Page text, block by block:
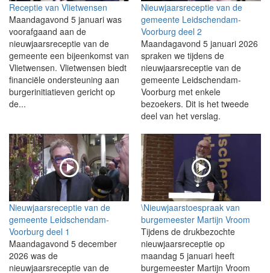
Receptie van Vlietwensen
Maandagavond 5 januari was
voorafgaand aan de
nieuwjaarsreceptie van de
gemeente een bijeenkomst van
Vlietwensen. Vlietwensen biedt
financiële ondersteuning aan
burgerinitiatieven gericht op
de...
Nieuwjaarsreceptie van de
gemeente Leidschendam-
Voorburg deel 2
Maandagavond 5 januari 2026
spraken we tijdens de
nieuwjaarsreceptie van de
gemeente Leidschendam-
Voorburg met enkele
bezoekers. Dit is het tweede
deel van het verslag.
Nieuwjaarsreceptie van de
gemeente Leidschendam-
Voorburg deel 1
Maandagavond 5 december
2026 was de
nieuwjaarsreceptie van de
\Nieuwjaarstoespraak van
burgemeester Martijn Vroom
Tijdens de drukbezochte
nieuwjaarsreceptie op
maandag 5 januari heeft
burgemeester Martijn Vroom